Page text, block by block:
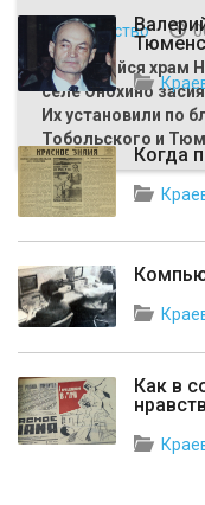
Общество
Строящийся храм
селе Онохино
Их установили по
Тобольского и
Когда
Как в